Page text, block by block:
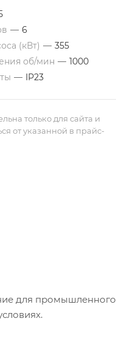
— 6
(кВт) — 355
об/мин — 1000
— IP23
только для сайта и
от указанной в прайс-
для промышленного